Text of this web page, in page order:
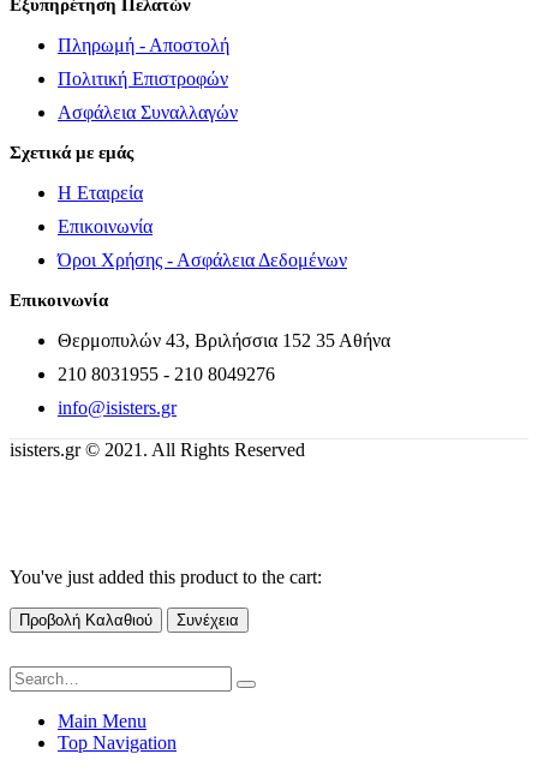
Εξυπηρέτηση Πελατών
Πληρωμή - Αποστολή
Πολιτική Επιστροφών
Ασφάλεια Συναλλαγών
Σχετικά με εμάς
Η Εταιρεία
Επικοινωνία
Όροι Χρήσης - Ασφάλεια Δεδομένων
Επικοινωνία
Θερμοπυλών 43, Βριλήσσια 152 35 Αθήνα
210 8031955 - 210 8049276
info@isisters.gr
isisters.gr © 2021. All Rights Reserved
You've just added this product to the cart:
Προβολή Καλαθιού Συνέχεια
Main Menu
Top Navigation